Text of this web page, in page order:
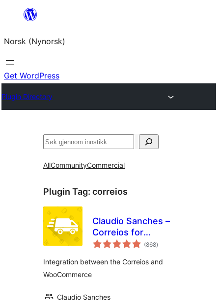
content
Norsk (Nynorsk)
Get WordPress
Plugin Directory
Søk
AllCommunityCommercial
Plugin Tag: correios
Claudio Sanches –
Correios for
WooCommerce
(868vurderingar
i)
Integration between the Correios and
WooCommerce
Claudio Sanches